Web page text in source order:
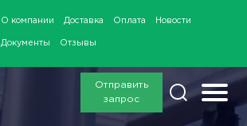
О компании Доставка Оплата Новости
Документы Отзывы
Отправить
запрос